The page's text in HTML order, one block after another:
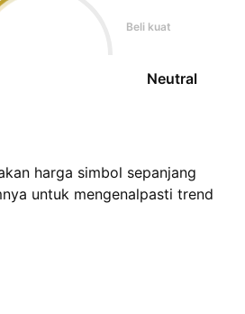
Beli kuat
Neutral
harga simbol sepanjang
untuk mengenalpasti trend